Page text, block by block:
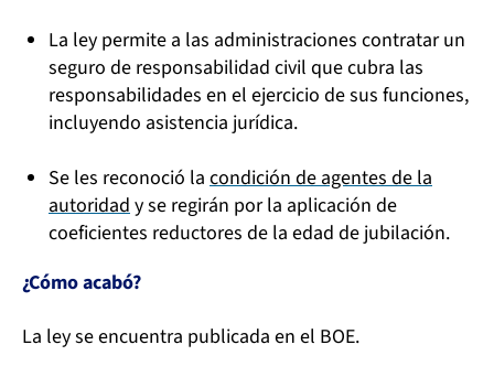
La ley permite a las administraciones contratar un
seguro de responsabilidad civil que cubra las
responsabilidades en el ejercicio de sus funciones,
incluyendo asistencia jurídica.
Se les reconoció la condición de agentes de la
autoridady se regirán por la aplicación de
coeficientes reductores de la edad de jubilación.
¿Cómo acabó?
La ley se encuentra publicada en el BOE.